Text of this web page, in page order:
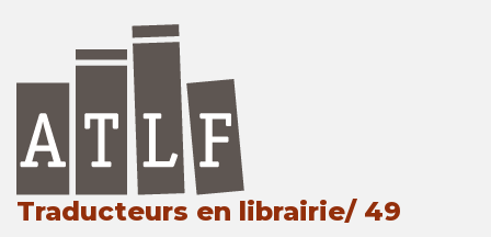
Traducteurs en librairie/ 49